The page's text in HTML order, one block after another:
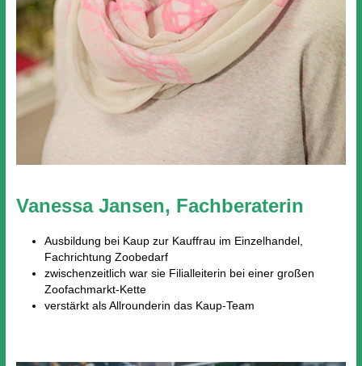
Vanessa Jansen, Fachberaterin
Ausbildung bei Kaup zur Kauffrau im Einzelhandel,
Fachrichtung Zoobedarf
zwischenzeitlich war sie Filialleiterin bei einer großen
Zoofachmarkt-Kette
verstärkt als Allrounderin das Kaup-Team